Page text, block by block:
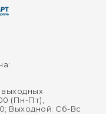
выходных
(Пн-Пт),
Выходной: Сб-Вс